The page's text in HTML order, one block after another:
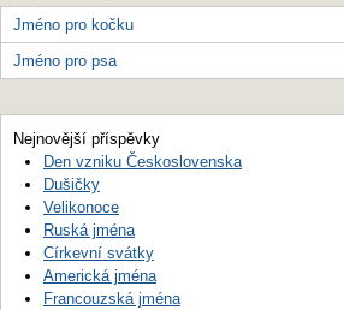
Jméno pro kočku
Jméno pro psa
Nejnovější příspěvky
Den vzniku Československa
Dušičky
Velikonoce
Ruská jména
Církevní svátky
Americká jména
Francouzská jména